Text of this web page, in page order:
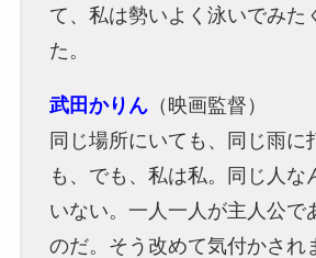
て、私は勢いよく泳いでみた
た。
武田かりん（映画監督）
同じ場所にいても、同じ雨に
も、でも、私は私。同じ人な
いない。一人一人が主人公で
のだ。そう改めて気付かされ